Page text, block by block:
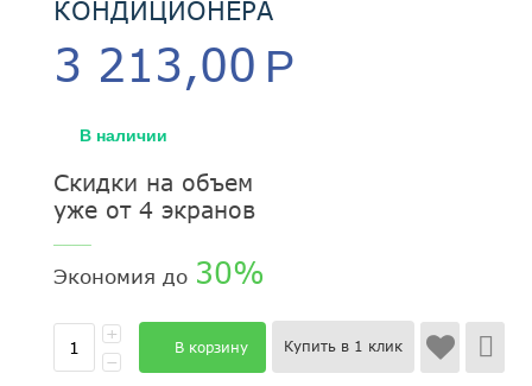
КОНДИЦИОНЕРА
3 213,00 Р
В наличии
Скидки на объем
уже от 4 экранов
Экономия до 30%
+
−
В корзину Купить в 1 клик